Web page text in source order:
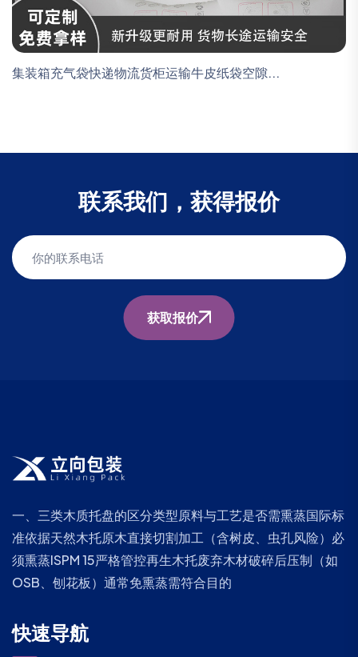
集装箱充气袋快递物流货柜运输牛皮纸袋空隙...
联系我们，获得报价
获取报价
一、三类木质托盘的区分类型原料与工艺是否需熏蒸国际标
准依据天然木托原木直接切割加工（含树皮、虫孔风险）必
须熏蒸ISPM 15严格管控再生木托废弃木材破碎后压制（如
OSB、刨花板）通常免熏蒸需符合目的
快速导航